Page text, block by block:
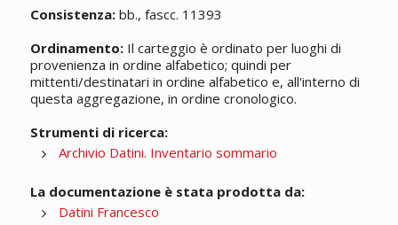
Consistenza:bb., fascc. 11393
Ordinamento:Il carteggio è ordinato per luoghi di
provenienza in ordine alfabetico; quindi per
mittenti/destinatari in ordine alfabetico e, all'interno di
questa aggregazione, in ordine cronologico.
Strumenti di ricerca:
Archivio Datini. Inventario sommario
La documentazione è stata prodotta da:
Datini Francesco